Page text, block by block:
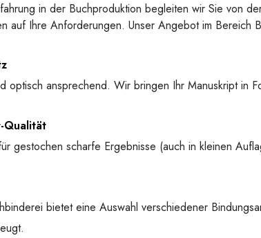
in der Buchproduktion begleiten wir Sie von
auf Ihre Anforderungen. Unser Angebot im Bereich
optisch ansprechend. Wir bringen Ihr Manuskript in
Qualität
gestochen scharfe Ergebnisse (auch in kleinen
bietet eine Auswahl verschiedener